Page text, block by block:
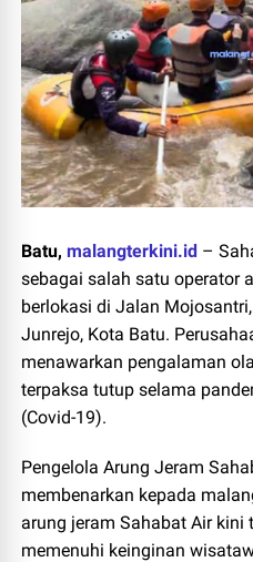
Batu,malangterkini.id –
sebagai salah satu operator
berlokasi di Jalan
Junrejo, Kota Batu.
menawarkan pengalaman
terpaksa tutup selama
(Covid-19).
Pengelola Arung Jeram
membenarkan kepada
arung jeram Sahabat Air
memenuhi keinginan